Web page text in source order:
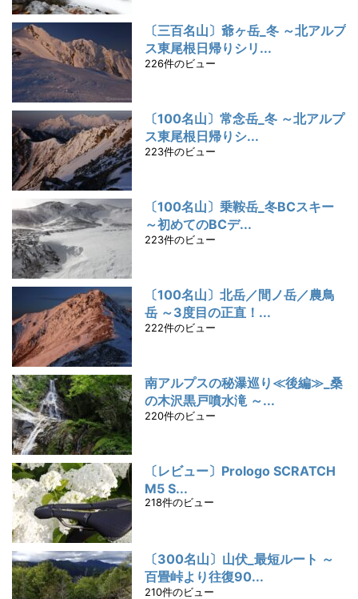
〔三百名山〕爺ヶ岳_冬 ～北アルプ
ス東尾根日帰りシリ...
226件のビュー
〔100名山〕常念岳_冬 ～北アルプ
ス東尾根日帰りシ...
223件のビュー
〔100名山〕乗鞍岳_冬BCスキー
～初めてのBCデ...
223件のビュー
〔100名山〕北岳／間ノ岳／農鳥
岳 ～3度目の正直！...
222件のビュー
南アルプスの秘瀑巡り≪後編≫_桑
の木沢黒戸噴水滝 ～...
220件のビュー
〔レビュー〕Prologo SCRATCH
M5 S...
218件のビュー
〔300名山〕山伏_最短ルート ～
百畳峠より往復90...
210件のビュー